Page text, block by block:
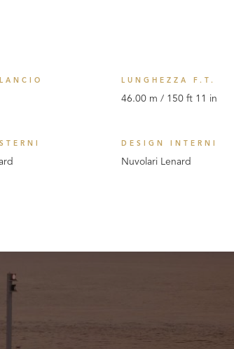
LUNGHEZZA F.T.
46.00 m / 150 ft 11 in
DESIGN INTERNI
Nuvolari Lenard